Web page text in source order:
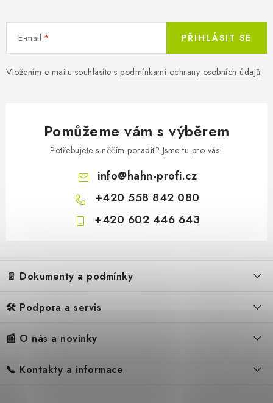
E-mail
Vložením e-mailu souhlasíte s podmínkami ochrany osobních údajů
PŘIHLÁSIT SE
Pomůžeme vám s výběrem
Potřebujete s něčím poradit? Jsme tu pro vás!
info@hahn-profi.cz
+420 558 842 080
+420 602 446 643
a
t
📄 Dokumenty a podmínky
Obchodní podmínky
Zpětný odběr elektrozařízení
🛠️ Podpora a servis
FAQ – Často kladené otázky
📰 O nás a novinky
Novinky
📞 Kontakty a informace